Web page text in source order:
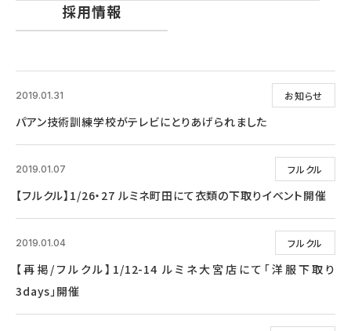
採用情報
お知らせ
2019.01.31
パアン技術訓練学校がテレビにとりあげられました
フルクル
2019.01.07
【フルクル】1/26・27 ルミネ町田にて衣類の下取りイベント開催
フルクル
2019.01.04
【再掲/フルクル】1/12-14 ルミネ大宮店にて「洋服下取り
3days」開催